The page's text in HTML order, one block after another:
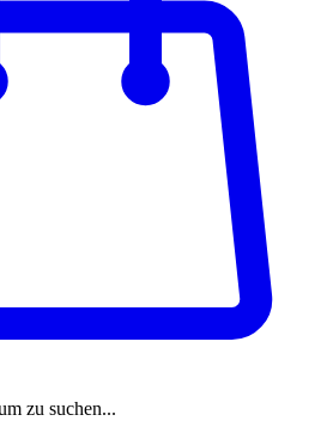
zu suchen...